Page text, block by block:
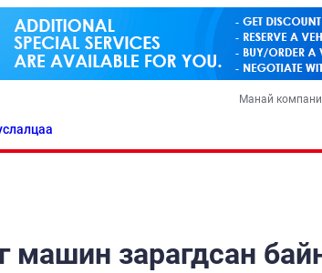
Манай компани
машин зарагдсан